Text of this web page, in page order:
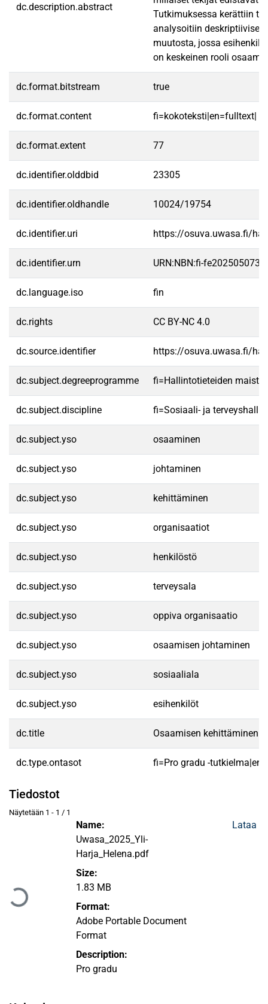
dc.description.abstract
Tutkimuksessa kerättiin
analysoitiin
muutosta, jossa
on keskeinen rooli
dc.format.bitstream true
dc.format.content fi=kokoteksti|en=fulltext|
dc.format.extent 77
dc.identifier.olddbid 23305
dc.identifier.oldhandle 10024/19754
dc.identifier.uri https://osuva.uwasa.fi/
dc.identifier.urn URN:NBN:fi-
dc.language.iso fin
dc.rights CC BY-NC 4.0
dc.source.identifier https://osuva.uwasa.fi/
dc.subject.degreeprogramme fi=Hallintotieteiden
dc.subject.discipline fi=Sosiaali- ja
dc.subject.yso osaaminen
dc.subject.yso johtaminen
dc.subject.yso kehittäminen
dc.subject.yso organisaatiot
dc.subject.yso henkilöstö
dc.subject.yso terveysala
dc.subject.yso oppiva organisaatio
dc.subject.yso osaamisen johtaminen
dc.subject.yso sosiaaliala
dc.subject.yso esihenkilöt
dc.title Osaamisen kehittäminen
dc.type.ontasot fi=Pro gradu -
Tiedostot
Näytetään 1 - 1 / 1
Ladataan...
Name:
Uwasa_2025_Yli-
Harja_Helena.pdf
Size:
1.83 MB
Format:
Adobe Portable Document
Format
Description:
Pro gradu
Lataa